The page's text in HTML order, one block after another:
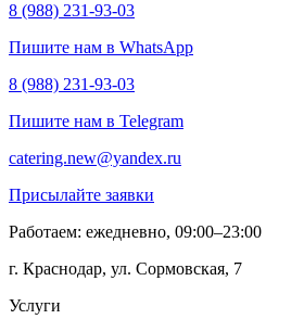
8 (988) 231-93-03
Пишите нам в WhatsApp
8 (988) 231-93-03
Пишите нам в Telegram
catering.new@yandex.ru
Присылайте заявки
Работаем: ежедневно, 09:00–23:00
г. Краснодар, ул. Сормовская, 7
Услуги